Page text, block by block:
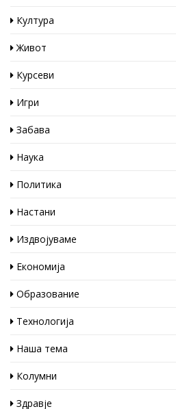
Култура
Живот
Курсеви
Игри
Забава
Наука
Политика
Настани
Издвојуваме
Економија
Образование
Технологија
Наша тема
Колумни
Здравје